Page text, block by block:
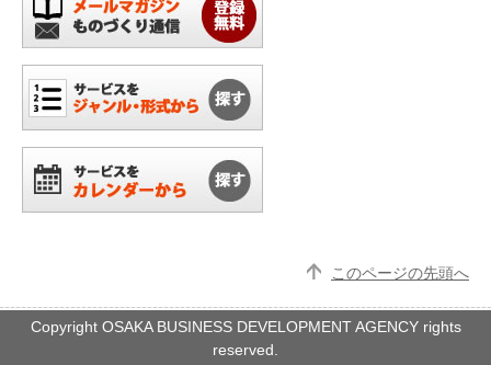
このページの先頭へ
Copyright OSAKA BUSINESS DEVELOPMENT AGENCY rights
reserved.